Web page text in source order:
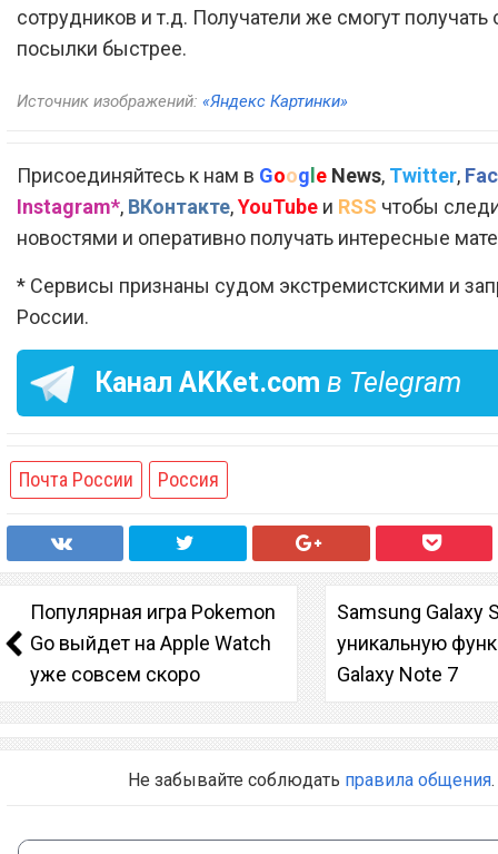
сотрудников и т.д. Получатели же смогут получать
посылки быстрее.
Источник изображений: «Яндекс Картинки»
Присоединяйтесь к нам в Goog e News, Twitter,
Instagram*, ВКонтакте,YouTube и RSS чтобы
новостями и оперативно получать интересные
* Сервисы признаны судом экстремистскими и
России.
Канал AKKet.com в Telegram
Почта России Россия
Популярная игра Pokemon
Go выйдет на Apple Watch
уже совсем скоро
Samsung Galaxy
уникальную
Galaxy Note 7
Не забывайте соблюдать правила общения.